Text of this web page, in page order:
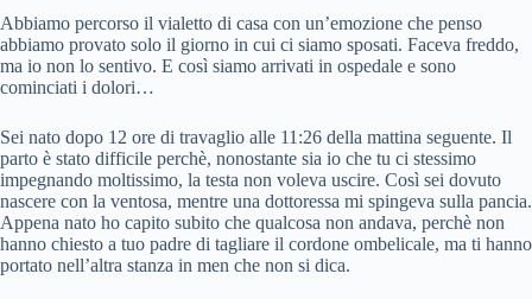
Abbiamo percorso il vialetto di casa con un’emozione che penso
abbiamo provato solo il giorno in cui ci siamo sposati. Faceva freddo,
ma io non lo sentivo. E così siamo arrivati in ospedale e sono
cominciati i dolori…
Sei nato dopo 12 ore di travaglio alle 11:26 della mattina seguente. Il
parto è stato difficile perchè, nonostante sia io che tu ci stessimo
impegnando moltissimo, la testa non voleva uscire. Così sei dovuto
nascere con la ventosa, mentre una dottoressa mi spingeva sulla pancia.
Appena nato ho capito subito che qualcosa non andava, perchè non
hanno chiesto a tuo padre di tagliare il cordone ombelicale, ma ti hanno
portato nell’altra stanza in men che non si dica.